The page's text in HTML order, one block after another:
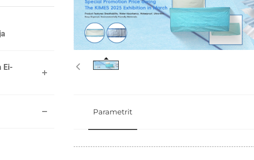
Ei-
Parametrit